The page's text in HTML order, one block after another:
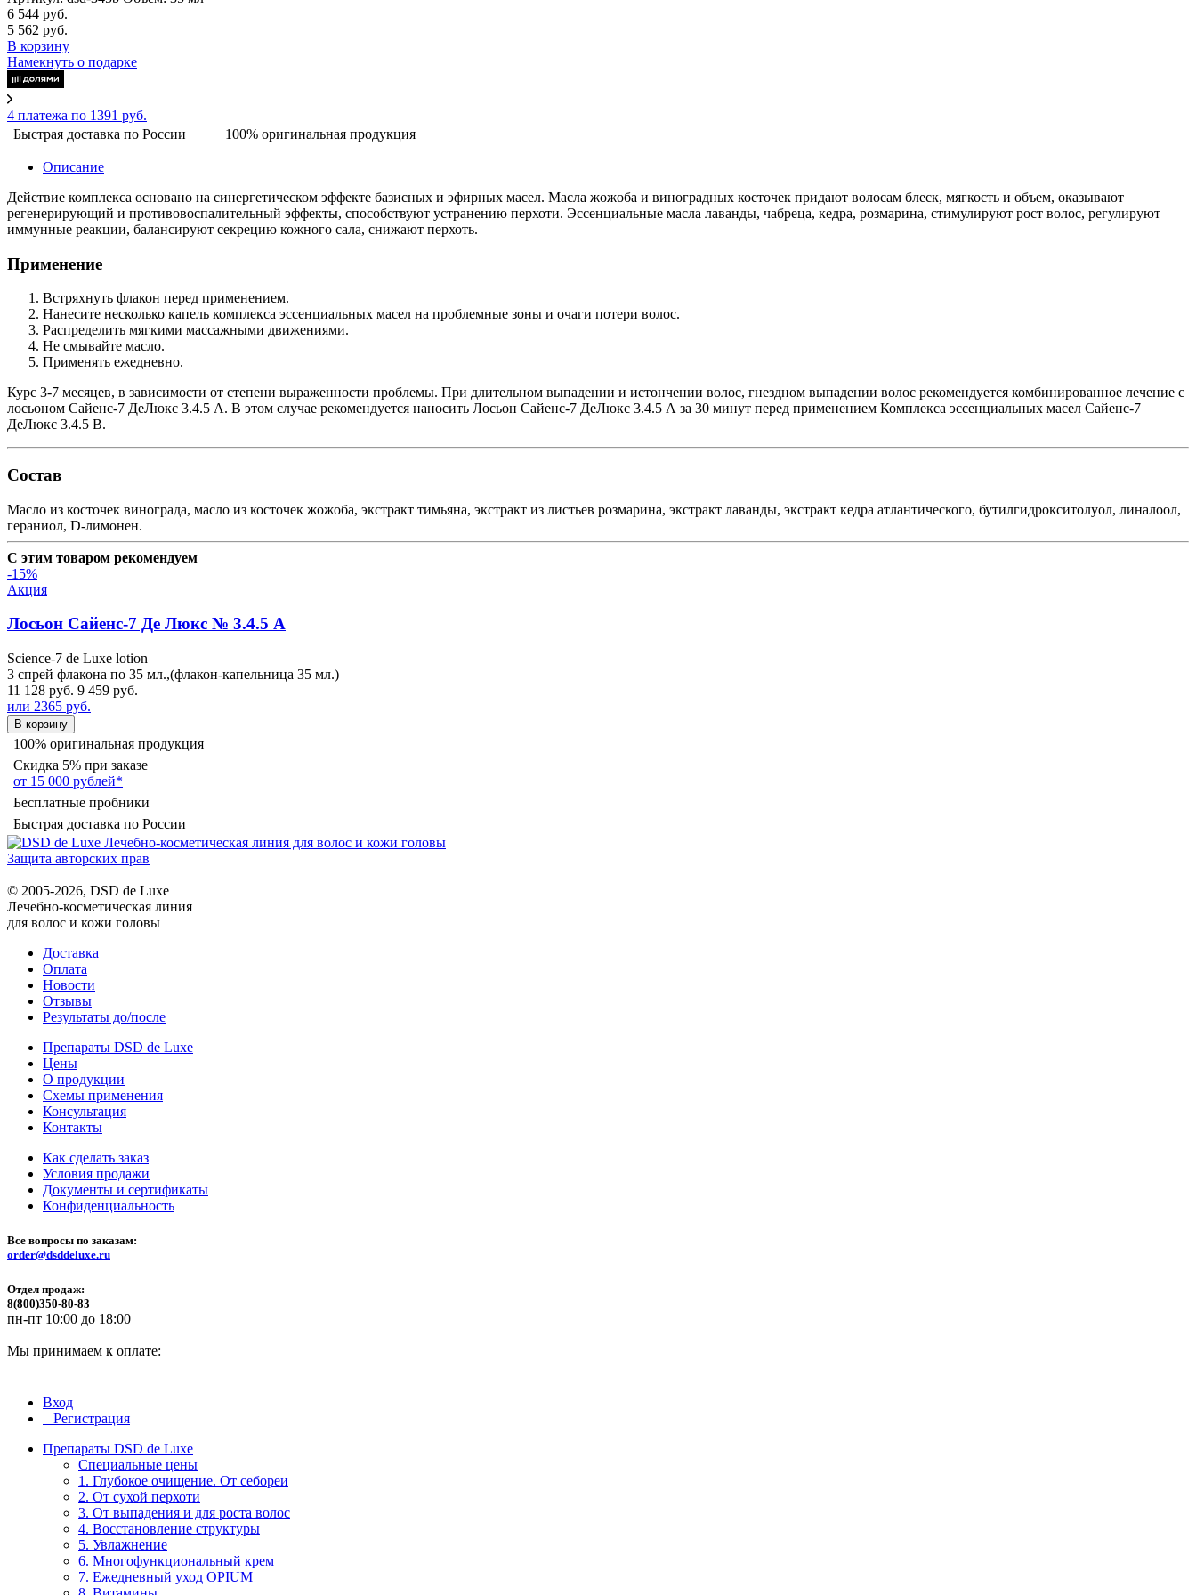
6 544 руб.
5 562 руб.
В корзину
Намекнуть о подарке
4 платежа по 1391 руб.
Быстрая доставка по России
100% оригинальная продукция
Описание
Действие комплекса основано на синергетическом эффекте базисных и эфирных масел. Масла жожоба и виноградных косточек придают волосам блеск, мягкость и объем, оказывают
регенерирующий и противовоспалительный эффекты, способствуют устранению перхоти. Эссенциальные масла лаванды, чабреца, кедра, розмарина, стимулируют рост волос, регулируют
иммунные реакции, балансируют секрецию кожного сала, снижают перхоть.
Применение
Встряхнуть флакон перед применением.
Нанесите несколько капель комплекса эссенциальных масел на проблемные зоны и очаги потери волос.
Распределить мягкими массажными движениями.
Не смывайте масло.
Применять ежедневно.
Курс 3-7 месяцев, в зависимости от степени выраженности проблемы. При длительном выпадении и истончении волос, гнездном выпадении волос рекомендуется комбинированное лечение с
лосьоном Сайенс-7 ДеЛюкс 3.4.5 А. В этом случае рекомендуется наносить Лосьон Сайенс-7 ДеЛюкс 3.4.5 А за 30 минут перед применением Комплекса эссенциальных масел Сайенс-7
ДеЛюкс 3.4.5 B.
Состав
Масло из косточек винограда, масло из косточек жожоба, экстракт тимьяна, экстракт из листьев розмарина, экстракт лаванды, экстракт кедра атлантического, бутилгидрокситолуол, линалоол,
гераниол, D-лимонен.
С этим товаром рекомендуем
-15%
Акция
Лосьон Сайенс-7 Де Люкс № 3.4.5 А
Science-7 de Luxe lotion
3 спрей флакона по 35 мл.,(флакон-капельница 35 мл.)
11 128 руб. 9 459 руб.
или 2365 руб.
В корзину
100% оригинальная продукция
Скидка 5% при заказе
от 15 000 рублей*
Бесплатные пробники
Быстрая доставка по России
Защита авторских прав
© 2005-2026, DSD de Luxe
Лечебно-косметическая линия
для волос и кожи головы
Доставка
Оплата
Новости
Отзывы
Результаты до/после
Препараты DSD de Luxe
Цены
О продукции
Схемы применения
Консультация
Контакты
Как сделать заказ
Условия продажи
Документы и сертификаты
Конфиденциальность
Все вопросы по заказам:
order@dsddeluxe.ru
Отдел продаж:
8(800)350-80-83
пн-пт 10:00 до 18:00
Мы принимаем к оплате:
Вход
Регистрация
Препараты DSD de Luxe
Специальные цены
1. Глубокое очищение. От себореи
2. От сухой перхоти
3. От выпадения и для роста волос
4. Восстановление структуры
5. Увлажнение
6. Многофункциональный крем
7. Ежедневный уход OPIUM